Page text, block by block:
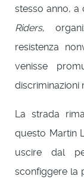
stesso anno, a
Riders,
resistenza
venisse
discriminazioni
La strada
questo Martin
uscire dal
sconfiggere la